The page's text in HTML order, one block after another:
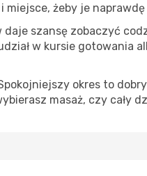
miejsce, żeby je
daje szansę zobaczyć
w kursie gotowania
okres to
masaż, czy cały